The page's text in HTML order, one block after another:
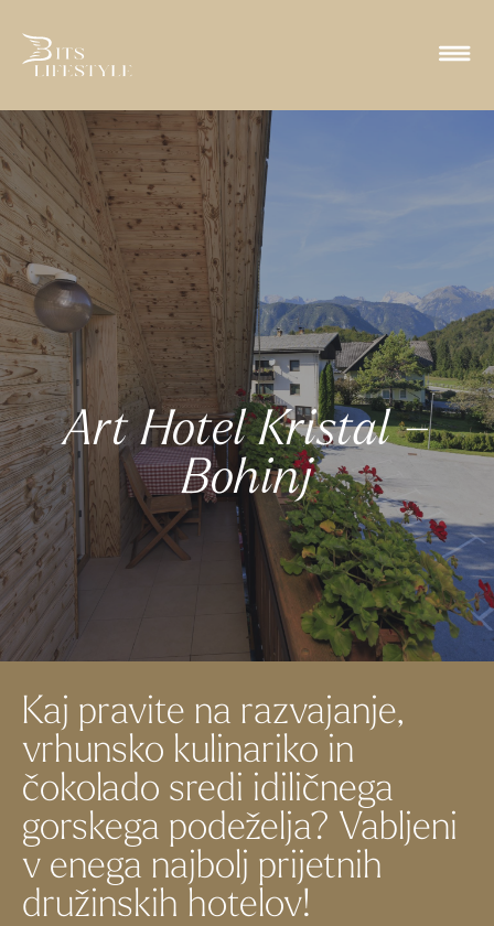
Art Hotel Kristal –
Bohinj
Kaj pravite na razvajanje,
vrhunsko kulinariko in
čokolado sredi idiličnega
gorskega podeželja? Vabljeni
v enega najbolj prijetnih
družinskih hotelov!